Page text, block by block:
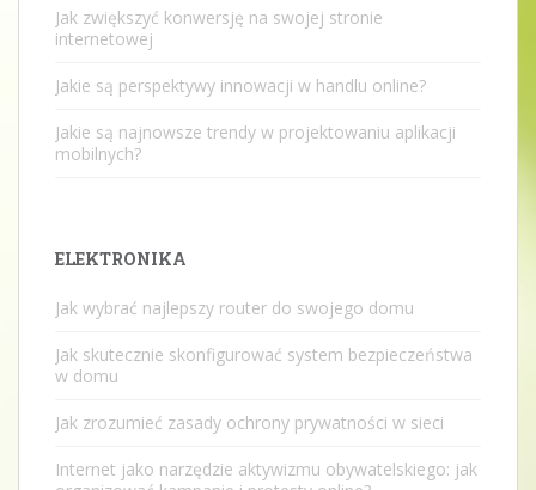
Jak zwiększyć konwersję na swojej stronie
internetowej
Jakie są perspektywy innowacji w handlu online?
Jakie są najnowsze trendy w projektowaniu aplikacji
mobilnych?
ELEKTRONIKA
Jak wybrać najlepszy router do swojego domu
Jak skutecznie skonfigurować system bezpieczeństwa
w domu
Jak zrozumieć zasady ochrony prywatności w sieci
Internet jako narzędzie aktywizmu obywatelskiego: jak